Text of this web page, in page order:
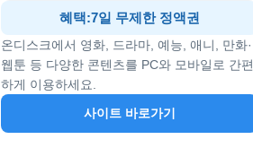
혜택:7일 무제한 정액권
온디스크에서 영화, 드라마, 예능, 애니, 만화·
웹툰 등 다양한 콘텐츠를 PC와 모바일로 간편
하게 이용하세요.
사이트 바로가기